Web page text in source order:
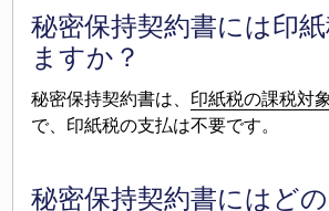
秘密保持契約書には印
ますか？
秘密保持契約書は、 印紙税の課税対
で、印紙税の支払は不要です。
秘密保持契約書にはど